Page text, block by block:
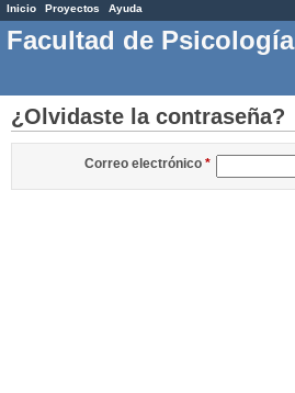
Inicio Proyectos Ayuda
Facultad de Psicología
¿Olvidaste la contraseña?
Correo electrónico *